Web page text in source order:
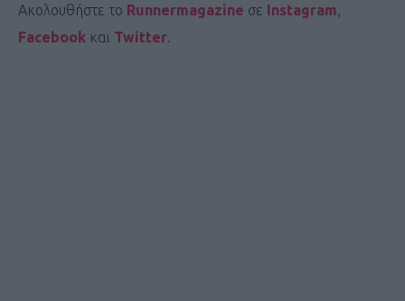
Ακολουθήστε το Runnermagazine σε Instagram,
Facebook και Twitter.